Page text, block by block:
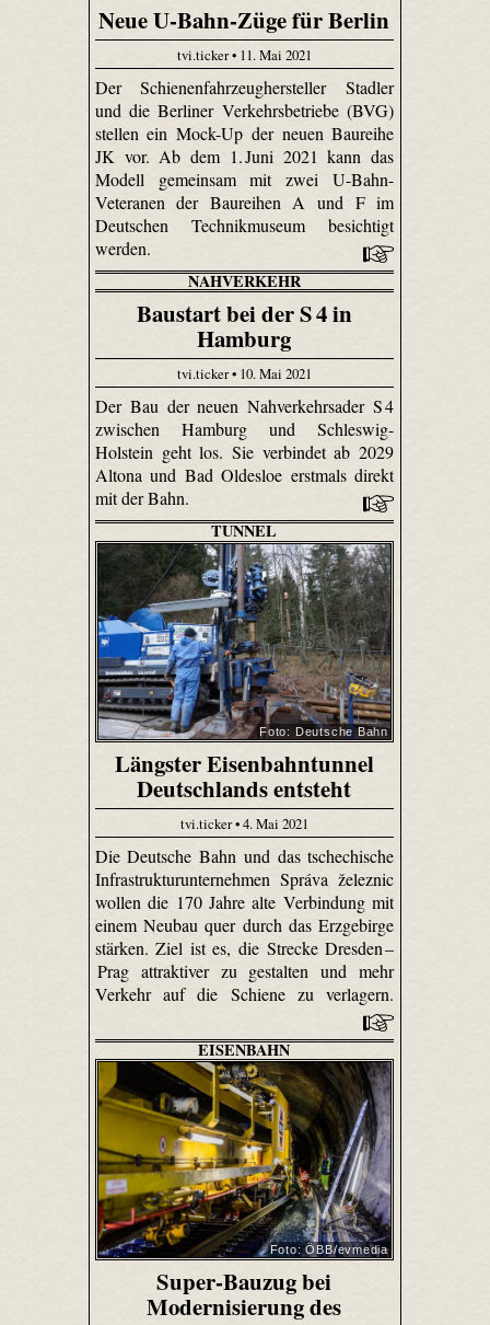
Neue U-Bahn-Züge für Berlin
tvi.ticker • 11. Mai 2021
Der Schienenfahrzeughersteller Stadler
und die Berliner Verkehrsbetriebe (BVG)
stellen ein Mock-Up der neuen Baureihe
JK vor. Ab dem 1. Juni 2021 kann das
Modell gemeinsam mit zwei U-Bahn-
Veteranen der Baureihen A und F im
Deutschen Technikmuseum besichtigt
werden.
NAHVERKEHR
Baustart bei der S 4 in
Hamburg
tvi.ticker • 10. Mai 2021
Der Bau der neuen Nahverkehrsader S 4
zwischen Hamburg und Schleswig-
Holstein geht los. Sie verbindet ab 2029
Altona und Bad Oldesloe erstmals direkt
mit der Bahn.
TUNNEL
Foto: Deutsche Bahn
Längster Eisenbahntunnel
Deutschlands entsteht
tvi.ticker • 4. Mai 2021
Die Deutsche Bahn und das tschechische
Infrastrukturunternehmen Správa železnic
wollen die 170 Jahre alte Verbindung mit
einem Neubau quer durch das Erzgebirge
stärken. Ziel ist es, die Strecke Dresden –
Prag attraktiver zu gestalten und mehr
Verkehr auf die Schiene zu verlagern.
EISENBAHN
Foto: ÖBB/evmedia
Super-Bauzug bei
Modernisierung des